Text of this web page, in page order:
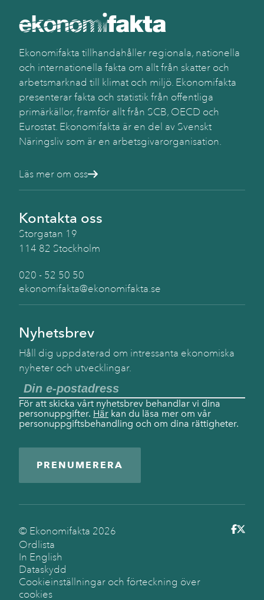
Ekonomifakta tillhandahåller regionala, nationella
och internationella fakta om allt från skatter och
arbetsmarknad till klimat och miljö. Ekonomifakta
presenterar fakta och statistik från offentliga
primärkällor, framför allt från SCB, OECD och
Eurostat. Ekonomifakta är en del av Svenskt
Näringsliv som är en arbetsgivarorganisation.
Läs mer om oss
Kontakta oss
Storgatan 19
114 82 Stockholm
020 - 52 50 50
ekonomifakta@ekonomifakta.se
Nyhetsbrev
Håll dig uppdaterad om intressanta ekonomiska
nyheter och utvecklingar.
För att skicka vårt nyhetsbrev behandlar vi dina
personuppgifter. Här kan du läsa mer om vår
personuppgiftsbehandling och om dina rättigheter.
PRENUMERERA
© Ekonomifakta 2026
Ordlista
In English
Dataskydd
Cookieinställningar och förteckning över
cookies